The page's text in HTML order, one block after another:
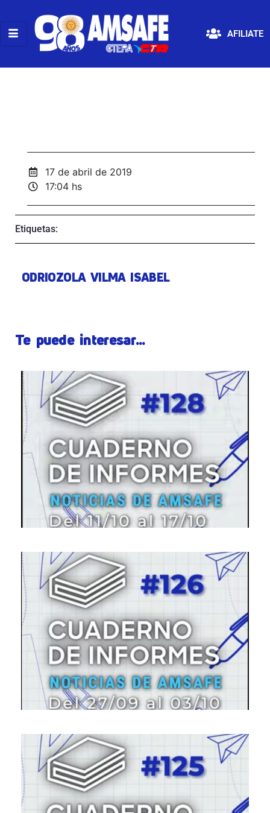
AFILIATE
17 de abril de 2019
17:04 hs
Etiquetas:
ODRIOZOLA VILMA ISABEL
Te puede interesar...